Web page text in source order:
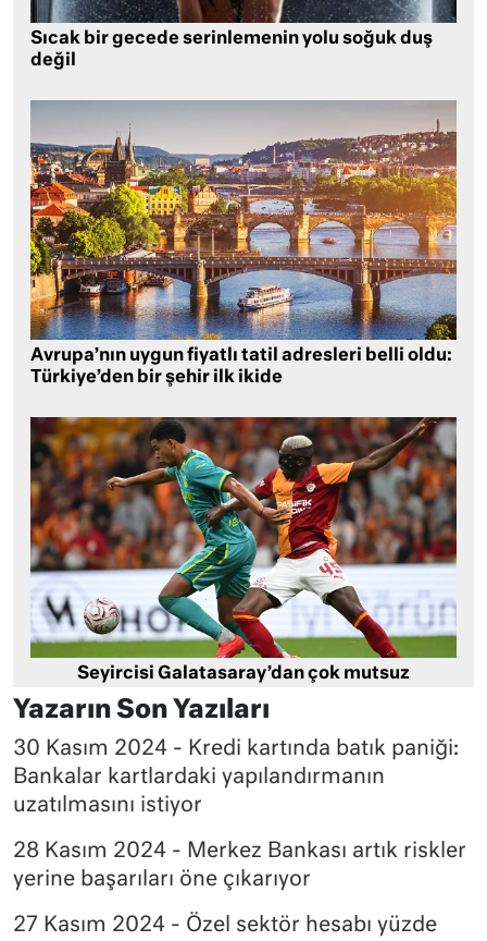
Sıcak bir gecede serinlemenin yolu soğuk duş
değil
Avrupa’nın uygun fiyatlı tatil adresleri belli oldu:
Türkiye’den bir şehir ilk ikide
Seyircisi Galatasaray’dan çok mutsuz
Yazarın Son Yazıları
30 Kasım 2024 - Kredi kartında batık paniği:
Bankalar kartlardaki yapılandırmanın
uzatılmasını istiyor
28 Kasım 2024 - Merkez Bankası artık riskler
yerine başarıları öne çıkarıyor
27 Kasım 2024 - Özel sektör hesabı yüzde